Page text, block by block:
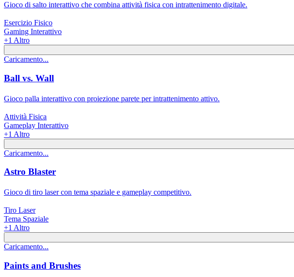
Gioco di salto interattivo che combina attività fisica con intrattenimento digitale.
Esercizio Fisico
Gaming Interattivo
+1 Altro
Caricamento...
Ball vs. Wall
Gioco palla interattivo con proiezione parete per intrattenimento attivo.
Attività Fisica
Gameplay Interattivo
+1 Altro
Caricamento...
Astro Blaster
Gioco di tiro laser con tema spaziale e gameplay competitivo.
Tiro Laser
Tema Spaziale
+1 Altro
Caricamento...
Paints and Brushes